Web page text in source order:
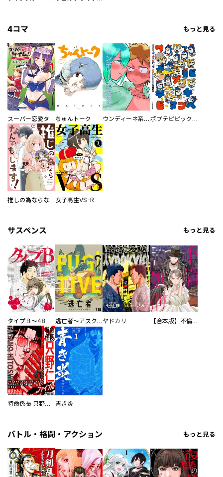
4コマ もっと見る
スーパー恋愛タイム！～現場でドＳな彼女は自宅でデレる～ ちゅんトーク ウンディーネ系彼氏 ポプテピピック SEASON EIGHT
推しの為ならなんでもします！ 女子高生VS-R
サスペンス もっと見る
タイプＢ～48時間後、致死率100％～【単話】 逃亡者～アスクレピオスの杖～ヤドカリ 【合本版】不倫処刑
特命係長 只野仁ファイナル 愛蔵版 青き炎
バトル・格闘・アクション もっと見る